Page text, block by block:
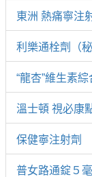
東洲 熱痛寧注
利樂通栓劑（秘
“龍杏”維生素
溫士頓 視必康
保健寧注射劑
普女路通錠５